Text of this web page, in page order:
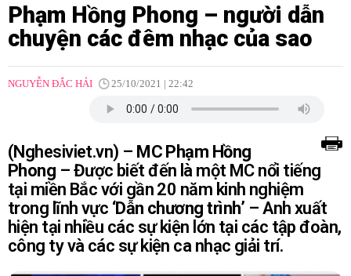
Phạm Hồng Phong – người dẫn
chuyện các đêm nhạc của sao
NGUYỄN ĐẮC HẢI 25/10/2021 | 22:42
(Nghesiviet.vn) – MC Phạm Hồng
Phong – Được biết đến là một MC nổi tiếng
tại miền Bắc với gần 20 năm kinh nghiệm
trong lĩnh vực ‘Dẫn chương trình’ – Anh xuất
hiện tại nhiều các sự kiện lớn tại các tập đoàn,
công ty và các sự kiện ca nhạc giải trí.